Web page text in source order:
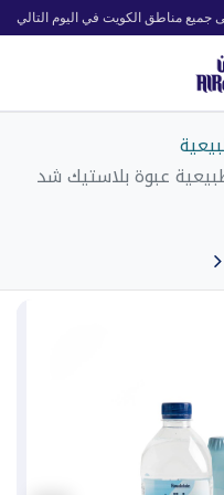
جميع مناطق الكويت في اليوم التالي
طبيعية عبوة بلاستيك شد